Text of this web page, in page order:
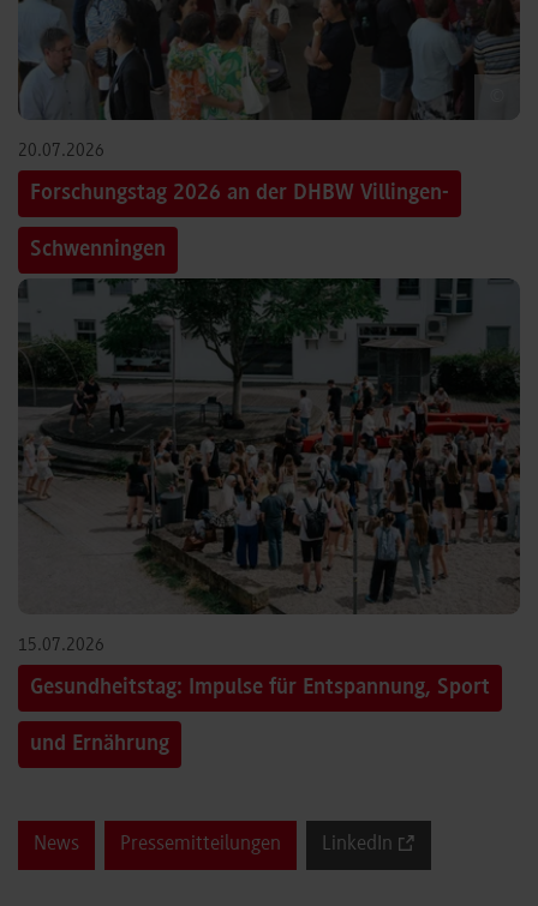
20.07.2026
Forschungstag 2026 an der DHBW Villingen-
Schwenningen
15.07.2026
Gesundheitstag: Impulse für Entspannung, Sport
und Ernährung
News Pressemitteilungen LinkedIn